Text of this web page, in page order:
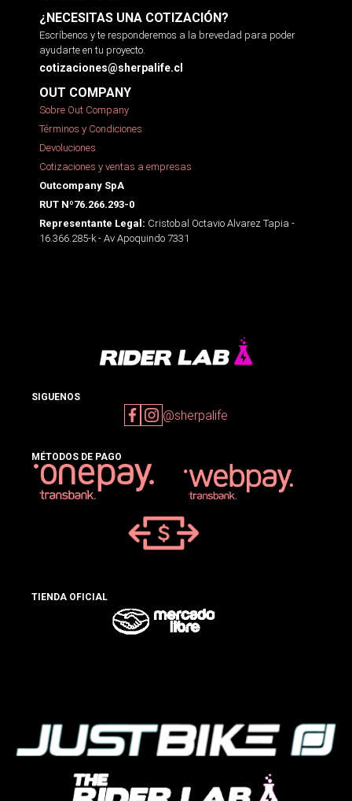
¿NECESITAS UNA COTIZACIÓN?
Escríbenos y te responderemos a la brevedad para poder
ayudarte en tu proyecto.
cotizaciones@sherpalife.cl
OUT COMPANY
Sobre Out Company
Términos y Condiciones
Devoluciones
Cotizaciones y ventas a empresas
Outcompany SpA
RUT Nº76.266.293-0
Representante Legal: Cristobal Octavio Alvarez Tapia -
16.366.285-k - Av Apoquindo 7331
SIGUENOS
@sherpalife
MÉTODOS DE PAGO
TIENDA OFICIAL